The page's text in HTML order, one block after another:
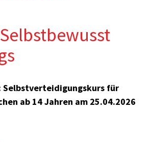
für
ab 14 Jahren am 25.04.2026